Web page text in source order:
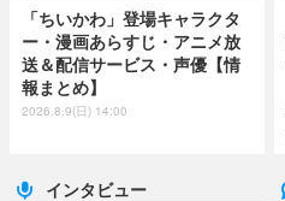
「ちいかわ」登場キャラクタ
ー・漫画あらすじ・アニメ放
送＆配信サービス・声優【情
報まとめ】
2026.8.9(日) 14:00
インタビュー